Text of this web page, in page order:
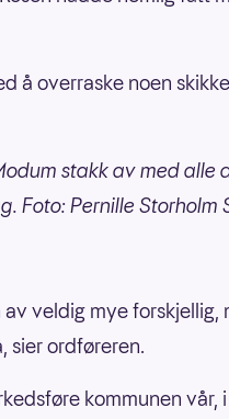
å overraske noen
stakk av med alle
Foto: Pernille Storholm
veldig mye forskjellig,
sier ordføreren.
kommunen vår,